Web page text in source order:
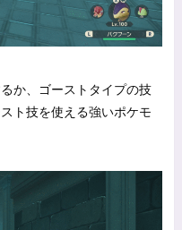
か、ゴーストタイプの技
ト技を使える強いポケモ